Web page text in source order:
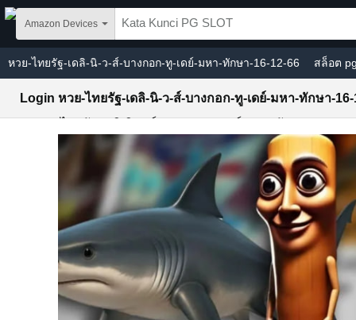
Skip to main content
Amazon Devices
หวย-ไทยรัฐ-เดลิ-นิ-ว-ส์-บางกอก-ทู-เดย์-มหา-ทักษา-16-12-66 สล็อต
PGSLOT
Login หวย-ไทยรัฐ-เดลิ-นิ-ว-ส์-บางกอก-ทู-เดย์-มหา-ทักษา-16-